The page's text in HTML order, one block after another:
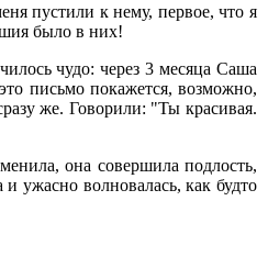
пустили к нему, первое, что я
было в них!
чудо: через 3 месяца Саша
письмо покажется, возможно,
же. Говорили: "Ты красивая.
она совершила подлость,
ужасно волновалась, как будто